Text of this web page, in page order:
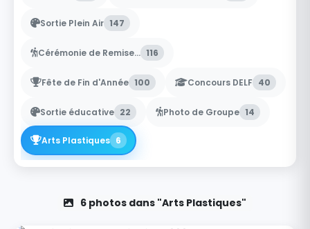
Sortie Plein Air 147
Cérémonie de Remise... 116
Fête de Fin d'Année 100 Concours DELF 40
Sortie éducative 22 Photo de Groupe 14
Arts Plastiques 6
6 photos dans "Arts Plastiques"